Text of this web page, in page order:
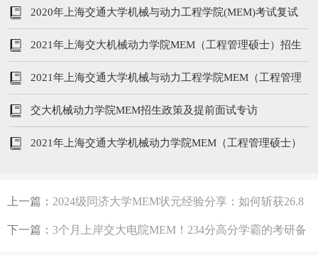
（MEM）招生简章
2020年上海交通大学机械与动力工程学院(MEM)考试复试
2021年上海交大机械动力学院MEM（工程管理硕士）招生
简章
2021年上海交通大学机械与动力工程学院MEM（工程管理
硕士）招生简章
交大机械动力学院MEM招生政策及提前面试专访
2021年上海交通大学机械动力学院MEM（工程管理硕士）
上一篇： 2024级同济大学MEM状元经验分享：如何斩获26.8
万全额奖学金！
下一篇： 3个月上岸交大电院MEM！234分高分学霸的考研备